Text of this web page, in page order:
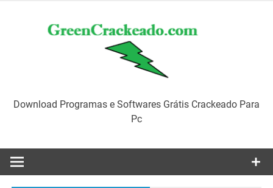
Download Programas e Softwares Grátis Crackeado Para
Pc